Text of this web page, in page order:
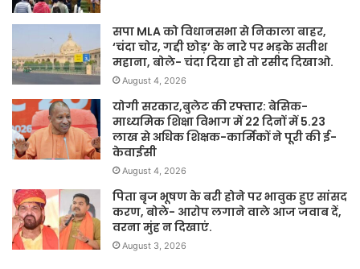
सपा MLA को विधानसभा से निकाला बाहर,
‘चंदा चोर, गद्दी छोड़’ के नारे पर भड़के सतीश
महाना, बोले- चंदा दिया हो तो रसीद दिखाओ.
August 4, 2026
योगी सरकार,बुलेट की रफ्तार: बेसिक-
माध्यमिक शिक्षा विभाग में 22 दिनों में 5.23
लाख से अधिक शिक्षक-कार्मिकों ने पूरी की ई-
केवाईसी
August 4, 2026
पिता बृज भूषण के बरी होने पर भावुक हुए सांसद
करण, बोले- आरोप लगाने वाले आज जवाब दें,
वरना मुंह न दिखाएं.
August 3, 2026